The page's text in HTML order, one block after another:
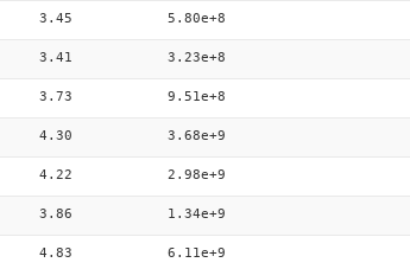
3.45 5.80e+8
3.41 3.23e+8
3.73 9.51e+8
4.30 3.68e+9
4.22 2.98e+9
3.86 1.34e+9
4.83 6.11e+9